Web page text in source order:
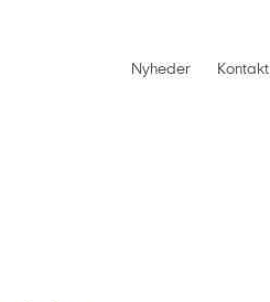
Nyheder Kontakt